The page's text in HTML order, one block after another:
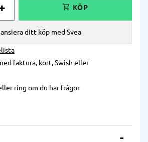
faktura, kort, Swish eller
ring om du har frågor
ditt köp med Svea